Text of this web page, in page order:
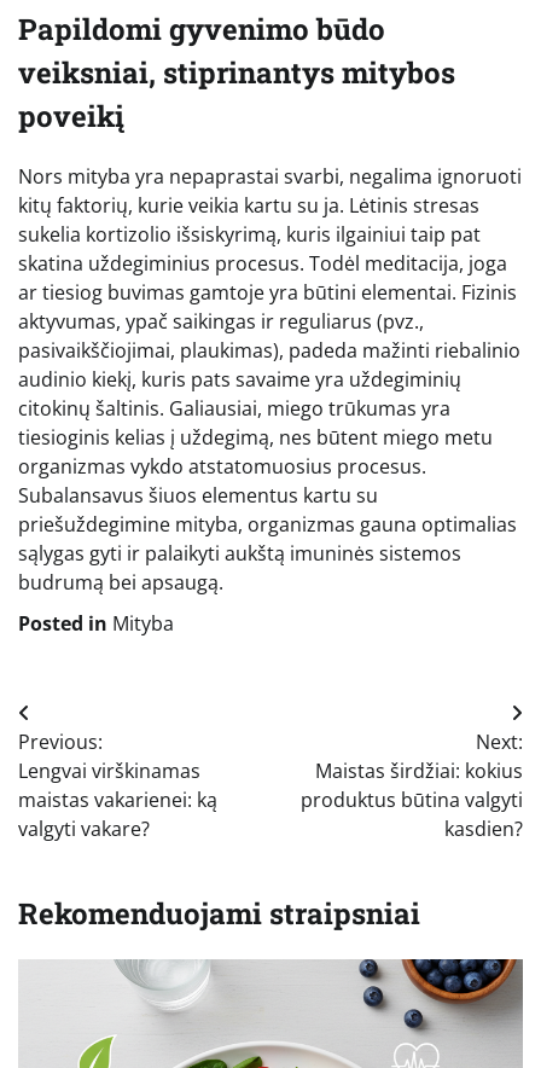
Papildomi gyvenimo būdo
veiksniai, stiprinantys mitybos
poveikį
Nors mityba yra nepaprastai svarbi, negalima ignoruoti
kitų faktorių, kurie veikia kartu su ja. Lėtinis stresas
sukelia kortizolio išsiskyrimą, kuris ilgainiui taip pat
skatina uždegiminius procesus. Todėl meditacija, joga
ar tiesiog buvimas gamtoje yra būtini elementai. Fizinis
aktyvumas, ypač saikingas ir reguliarus (pvz.,
pasivaikščiojimai, plaukimas), padeda mažinti riebalinio
audinio kiekį, kuris pats savaime yra uždegiminių
citokinų šaltinis. Galiausiai, miego trūkumas yra
tiesioginis kelias į uždegimą, nes būtent miego metu
organizmas vykdo atstatomuosius procesus.
Subalansavus šiuos elementus kartu su
priešuždegimine mityba, organizmas gauna optimalias
sąlygas gyti ir palaikyti aukštą imuninės sistemos
budrumą bei apsaugą.
Posted in Mityba
Navigacija
tarp
įrašų
Previous:
Lengvai virškinamas
maistas vakarienei: ką
valgyti vakare?
Next:
Maistas širdžiai: kokius
produktus būtina valgyti
kasdien?
Rekomenduojami straipsniai